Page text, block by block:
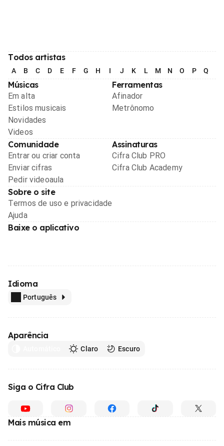
Todos artistas
A B C D E F G H I J K L M N O P Q
Músicas
Em alta
Estilos musicais
Novidades
Videos
Ferramentas
Afinador
Metrônomo
Comunidade
Entrar ou criar conta
Enviar cifras
Pedir videoaula
Assinaturas
Cifra Club PRO
Cifra Club Academy
Sobre o site
Termos de uso e privacidade
Ajuda
Baixe o aplicativo
Idioma
Português
Aparência
Claro Escuro
Siga o Cifra Club
Mais música em